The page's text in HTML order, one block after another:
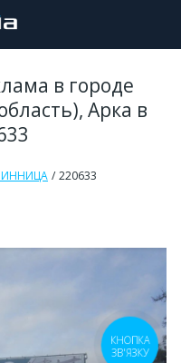
в городе
Арка в
220633
КНОПКА
ЗВ'ЯЗКУ